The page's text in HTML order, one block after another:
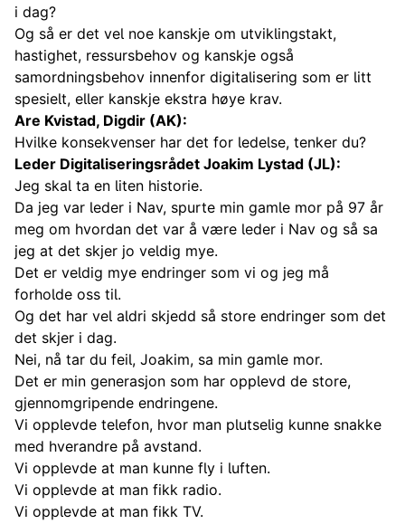
i dag?
Og så er det vel noe kanskje om utviklingstakt,
hastighet, ressursbehov og kanskje også
samordningsbehov innenfor digitalisering som er litt
spesielt, eller kanskje ekstra høye krav.
Are Kvistad, Digdir (AK):
Hvilke konsekvenser har det for ledelse, tenker du?
Leder Digitaliseringsrådet Joakim Lystad (JL):
Jeg skal ta en liten historie.
Da jeg var leder i Nav, spurte min gamle mor på 97 år
meg om hvordan det var å være leder i Nav og så sa
jeg at det skjer jo veldig mye.
Det er veldig mye endringer som vi og jeg må
forholde oss til.
Og det har vel aldri skjedd så store endringer som det
det skjer i dag.
Nei, nå tar du feil, Joakim, sa min gamle mor.
Det er min generasjon som har opplevd de store,
gjennomgripende endringene.
Vi opplevde telefon, hvor man plutselig kunne snakke
med hverandre på avstand.
Vi opplevde at man kunne fly i luften.
Vi opplevde at man fikk radio.
Vi opplevde at man fikk TV.